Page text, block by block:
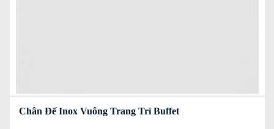
Chân Đế Inox Vuông Trang Trí Buffet